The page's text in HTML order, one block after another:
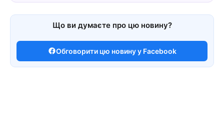
Що ви думаєте про цю новину?
Обговорити цю новину у Facebook